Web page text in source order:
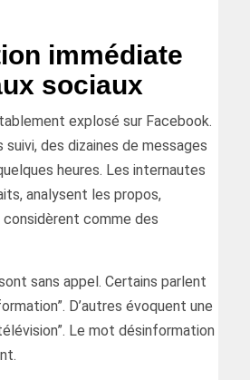
immédiate
sociaux
explosé sur Facebook.
suivi, des dizaines de messages
heures. Les internautes
analysent les propos,
considèrent comme des
sans appel. Certains parlent
D’autres évoquent une
Le mot désinformation